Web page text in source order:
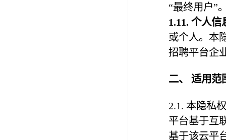
“最终用户”
1.11. 个人信
或个人。本
招聘平台企
二、 适用范
2.1. 本隐私
平台基于互
基于该云平